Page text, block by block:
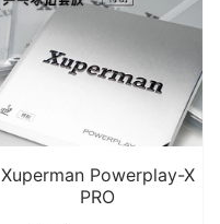
Xuperman Powerplay-X
PRO